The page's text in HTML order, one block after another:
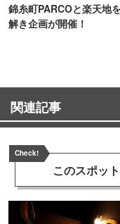
錦糸町PARCOと楽天地
解き企画が開催！
関連記事
Check!
このスポッ